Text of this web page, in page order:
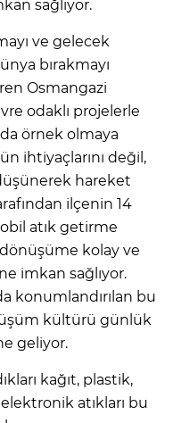
sağlıyor.
ve gelecek
bırakmayı
Osmangazi
odaklı projelerle
örnek olmaya
ihtiyaçlarını değil,
hareket
ilçenin 14
atık getirme
kolay ve
imkan sağlıyor.
konumlandırılan bu
kültürü günlük
geliyor.
kağıt, plastik,
atıkları bu